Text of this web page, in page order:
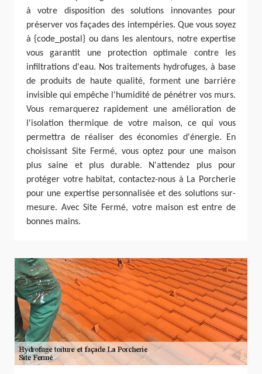
à votre disposition des solutions innovantes pour
préserver vos façades des intempéries. Que vous soyez
à {code_postal} ou dans les alentours, notre expertise
vous garantit une protection optimale contre les
infiltrations d'eau. Nos traitements hydrofuges, à base
de produits de haute qualité, forment une barrière
invisible qui empêche l'humidité de pénétrer vos murs.
Vous remarquerez rapidement une amélioration de
l'isolation thermique de votre maison, ce qui vous
permettra de réaliser des économies d'énergie. En
choisissant Site Fermé, vous optez pour une maison
plus saine et plus durable. N'attendez plus pour
protéger votre habitat, contactez-nous à La Porcherie
pour une expertise personnalisée et des solutions sur-
mesure. Avec Site Fermé, votre maison est entre de
bonnes mains.